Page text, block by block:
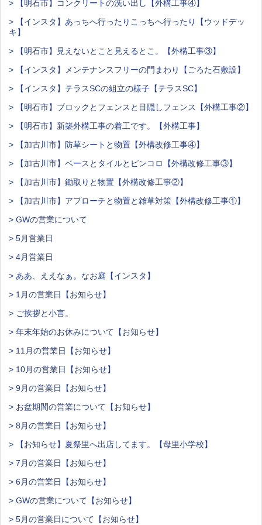
> 【明石市】コンクリートの洗い出し【外構工事④】
> 【インスタ】あっちへ行ったりこっちへ行ったり【ウッドデッ
キ】
> 【明石市】見えないとこと見えるとこ。【外構工事③】
> 【インスタ】メンテナンスフリーの門まわり【ごろた石敷設】
> 【インスタ】テラスSCの組立の様子【テラスSC】
> 【明石市】ブロックとフェンスと目隠しフェンス【外構工事②】
> 【明石市】新築外構工事の着工です。【外構工事】
> 【加古川市】防草シートと物置【外構改修工事④】
> 【加古川市】ベースとタイルとピンコロ【外構改修工事③】
> 【加古川市】鋤取りと物置【外構改修工事②】
> 【加古川市】アプローチと物置と雑草対策【外構改修工事①】
> GWの営業について
> 5月営業日
> 4月営業日
> ああ、ええなぁ。なお庭【インスタ】
> 1月の営業日【お知らせ】
> ご挨拶と小言。
> 年末年始のお休みについて【お知らせ】
> 11月の営業日【お知らせ】
> 10月の営業日【お知らせ】
> 9月の営業日【お知らせ】
> お盆期間の営業について【お知らせ】
> 8月の営業日【お知らせ】
> 【お知らせ】夏祭里へ出店してます。【母里小学校】
> 7月の営業日【お知らせ】
> 6月の営業日【お知らせ】
> GWの営業について【お知らせ】
> 5月の営業日について【お知らせ】